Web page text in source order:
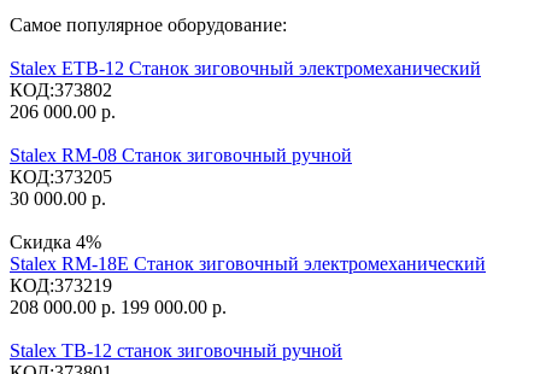
Самое популярное оборудование:
Stalex ETB-12 Станок зиговочный электромеханический
КОД:373802
206 000.00 р.
Stalex RM-08 Станок зиговочный ручной
КОД:373205
30 000.00 р.
Скидка 4%
Stalex RM-18E Станок зиговочный электромеханический
КОД:373219
208 000.00 р. 199 000.00 р.
Stalex TB-12 станок зиговочный ручной